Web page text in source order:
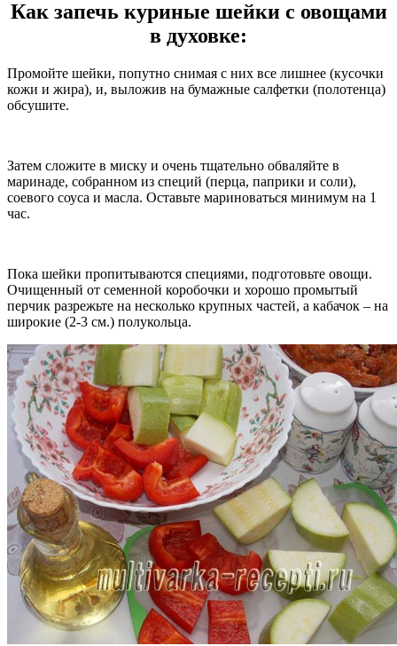
Как запечь куриные шейки с овощами
в духовке:
Промойте шейки, попутно снимая с них все лишнее (кусочки
кожи и жира), и, выложив на бумажные салфетки (полотенца)
обсушите.
Затем сложите в миску и очень тщательно обваляйте в
маринаде, собранном из специй (перца, паприки и соли),
соевого соуса и масла. Оставьте мариноваться минимум на 1
час.
Пока шейки пропитываются специями, подготовьте овощи.
Очищенный от семенной коробочки и хорошо промытый
перчик разрежьте на несколько крупных частей, а кабачок – на
широкие (2-3 см.) полукольца.